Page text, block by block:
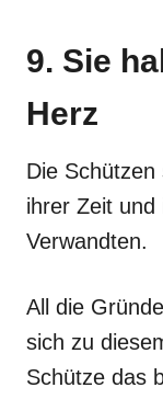
9. Sie
Herz
Die
ihrer Zeit und
Verwandten.
All die
sich zu
Schütze das